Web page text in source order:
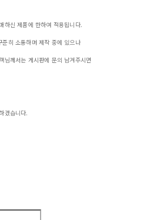
하신 제품에 한하여 적용됩니다.
히 소통하며 제작 중에 있으나
님께서는 게시판에 문의 남겨주시면
겠습니다.